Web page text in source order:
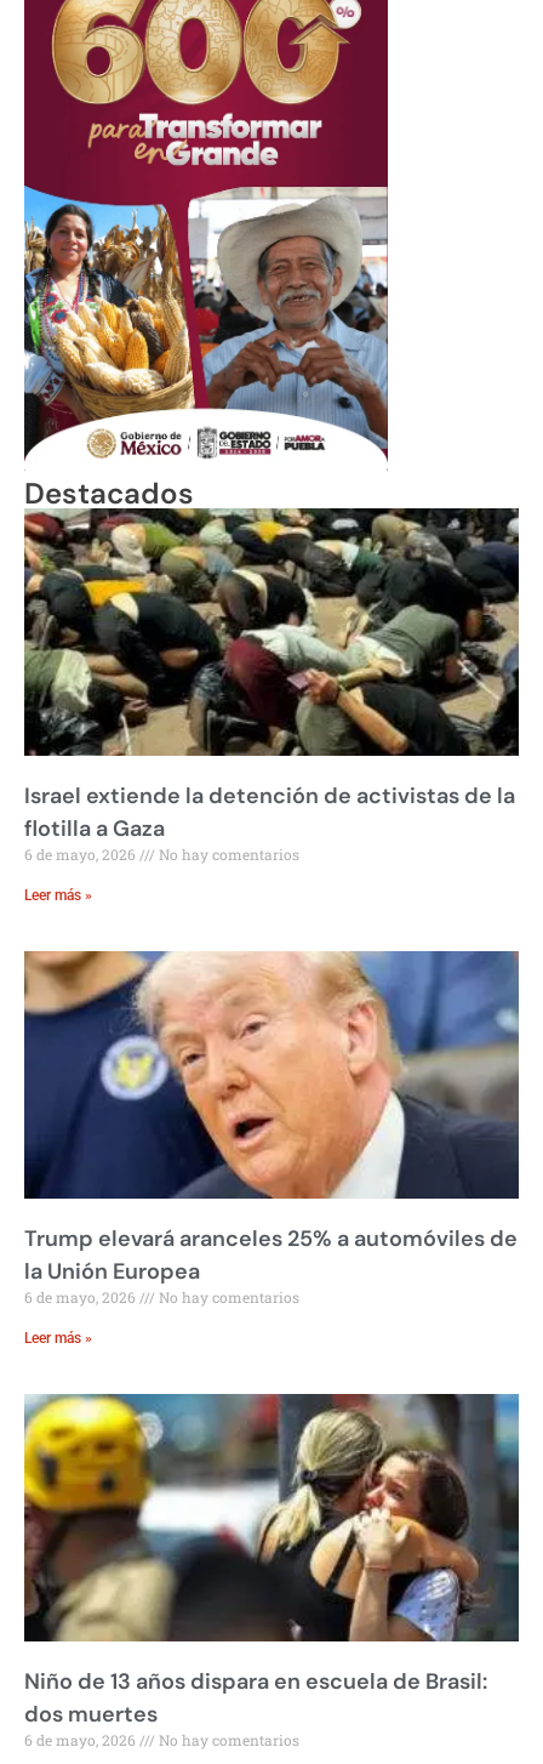
Destacados
Israel extiende la detención de activistas de la
flotilla a Gaza
6 de mayo, 2026 No hay comentarios
Leer más »
Trump elevará aranceles 25% a automóviles de
la Unión Europea
6 de mayo, 2026 No hay comentarios
Leer más »
Niño de 13 años dispara en escuela de Brasil:
dos muertes
6 de mayo, 2026 No hay comentarios